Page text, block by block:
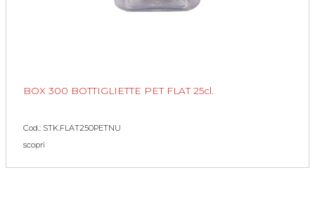
BOX 300 BOTTIGLIETTE PET FLAT 25cl.
Cod.: STK.FLAT250PETNU
scopri